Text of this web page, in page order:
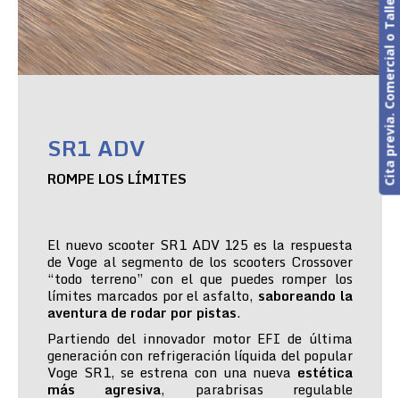
SR1 ADV
ROMPE LOS LÍMITES
El nuevo scooter SR1 ADV 125 es la respuesta
de Voge al segmento de los scooters Crossover
“todo terreno” con el que puedes romper los
límites marcados por el asfalto, saboreando la
aventura de rodar por pistas.
Partiendo del innovador motor EFI de última
generación con refrigeración líquida del popular
Voge SR1, se estrena con una nueva estética
más agresiva, parabrisas regulable
Cita previa. Comercial o Taller